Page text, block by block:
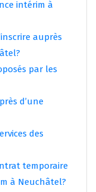
intérim à
auprès
par les
d’une
des
temporaire
à Neuchâtel?